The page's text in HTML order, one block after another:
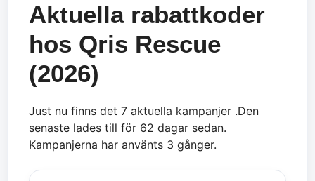
Aktuella rabattkoder
hos Qris Rescue
(2026)
Just nu finns det 7 aktuella kampanjer .Den
senaste lades till för 62 dagar sedan.
Kampanjerna har använts 3 gånger.